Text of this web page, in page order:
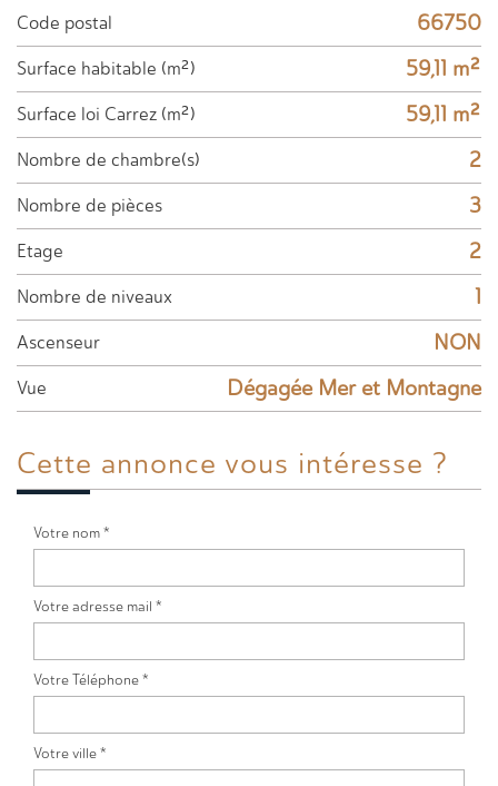
Code postal 66750
Surface habitable (m²) 59,11 m²
Surface loi Carrez (m²) 59,11 m²
Nombre de chambre(s) 2
Nombre de pièces 3
Etage 2
Nombre de niveaux 1
Ascenseur NON
Vue Dégagée Mer et Montagne
Cette annonce vous intéresse ?
Votre nom *
Votre adresse mail *
Votre Téléphone *
Votre ville *